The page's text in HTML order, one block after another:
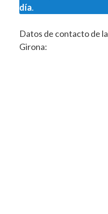
día.
Datos de contacto de
Girona: